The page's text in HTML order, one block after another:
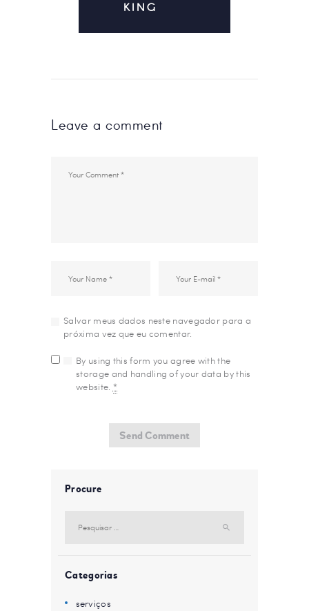
KING
Leave a comment
Salvar meus dados neste navegador para a
próxima vez que eu comentar.
By using this form you agree with the
storage and handling of your data by this
website. *
Procure
por:
Categorias
serviços